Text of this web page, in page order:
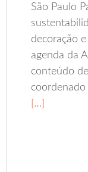
São Paulo
decoração
agenda da
conteúdo
[…]